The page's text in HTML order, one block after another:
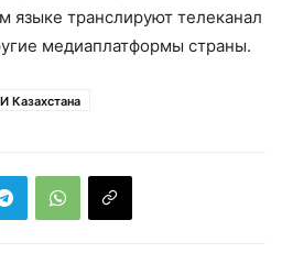
языке транслируют телеканал
медиаплатформы страны.
Казахстана